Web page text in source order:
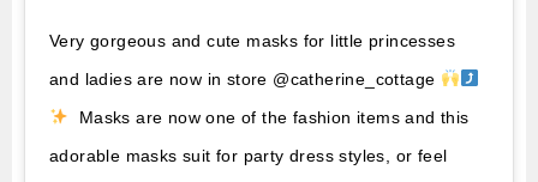
Very gorgeous and cute masks for little princesses
and ladies are now in store @catherine_cottage
Masks are now one of the fashion items and this
adorable masks suit for party dress styles, or feel